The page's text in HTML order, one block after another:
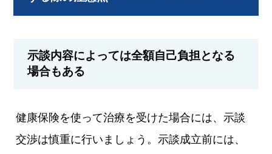
示談内容によっては全額自己負担となる
場合もある
健康保険を使って治療を受けた場合には、示談
交渉は慎重に行いましょう。示談成立前には、